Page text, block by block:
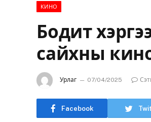
КИНО
Бодит
сайхны
Урлаг 07/04/2025
Facebook